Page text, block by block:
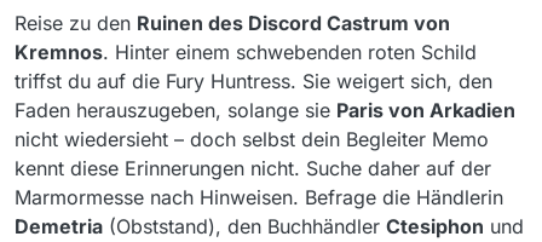
Reise zu den Ruinen des Discord Castrum von
Kremnos. Hinter einem schwebenden roten Schild
triffst du auf die Fury Huntress. Sie weigert sich, den
Faden herauszugeben, solange sie Paris von Arkadien
nicht wiedersieht – doch selbst dein Begleiter Memo
kennt diese Erinnerungen nicht. Suche daher auf der
Marmormesse nach Hinweisen. Befrage die Händlerin
Demetria (Obststand), den Buchhändler Ctesiphon und